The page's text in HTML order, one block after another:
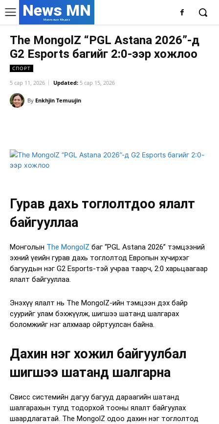
News MN
Монголын Мэдээ
The MongolZ “PGL Astana 2026”-д
G2 Esports багийг 2:0-ээр хожлоо
СПОРТ
5 сар 11, 2026 Updated: 5 сар 15, 2026
By Enkhjin Temuujin
Гурав дахь тоглолтдоо ялалт
байгууллаа
Монголын The MongolZ баг “PGL Astana 2026” тэмцээний
эхний үеийн гурав дахь тоглолтод Европын хүчирхэг
багуудын нэг G2 Esports-тэй учраа таарч, 2:0 харьцаагаар
ялалт байгууллаа.
Энэхүү ялалт нь The MongolZ-ийн тэмцээн дэх байр
суурийг улам бэхжүүлж, шигшээ шатанд шалгарах
боломжийг нэг алхмаар ойртуулсан байна.
Дахин нэг хожил байгуулбал
шигшээ шатанд шалгарна
Свисс системийн дагуу багууд дараагийн шатанд
шалгарахын тулд тодорхой тооны ялалт байгуулах
шаардлагатай. The MongolZ одоо дахин нэг тоглолтод